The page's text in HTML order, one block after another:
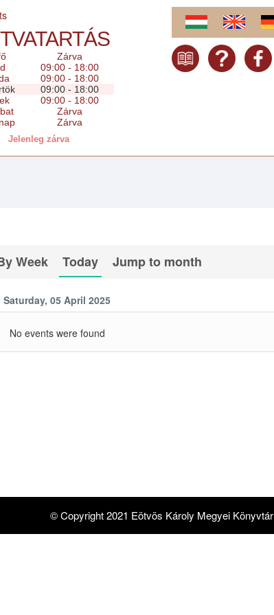
Zárva
09:00 - 18:00
09:00 - 18:00
09:00 - 18:00
09:00 - 18:00
Zárva
Zárva
Jelenleg zárva
Week Today Jump to month
Saturday, 05 April 2025
No events were found
© Copyright 2021 Eötvös Károly Megyei Könyvtár